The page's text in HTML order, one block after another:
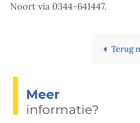
Noort via 0344-641447.
Terug
Meer
informatie?